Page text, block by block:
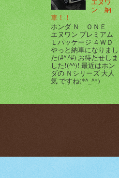
ン 納
車！！
ホンダ Ｎ ＯＮＥ
エヌワン プレミアム
Ｌパッケージ ４ＷＤ
やっと納車になりまし
た(#^.^#) お待たせしま
した!(^^)! 最近はホン
ダの Ｎシリーズ 大人
気 ですね(*^_^*)